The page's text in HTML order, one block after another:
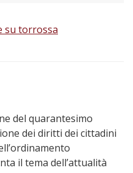
su torrossa
del quarantesimo
dei diritti dei cittadini
il tema dell’attualità